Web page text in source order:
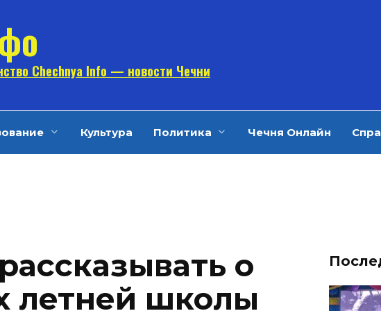
Chechnya Info — новости Чечни
Культура Политика Чечня Онлайн
о
летней школы